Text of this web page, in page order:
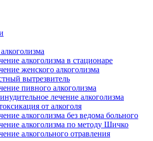
алкоголизма в стационаре
женского алкоголизма
вытрезвитель
пивного алкоголизма
лечение алкоголизма
от алкоголя
алкоголизма без ведома больного
алкоголизма по методу Шичко
алкогольного отравления